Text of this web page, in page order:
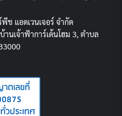
ช แอดเวนเจอร์ จำกัด
นเจ้าฟ้าการ์เด้นโฮม 3, ตำบล